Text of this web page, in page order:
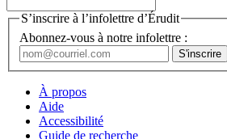
S’inscrire à l’infolettre d’Érudit
Abonnez-vous à notre infolettre :
À propos
Aide
Accessibilité
Guide de recherche